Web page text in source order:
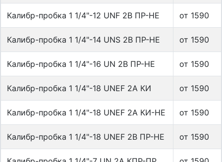
Калибр-пробка 1 1/4"-12 UNF 2B ПР-НЕ от 1590
Калибр-пробка 1 1/4"-14 UNS 2B ПР-НЕ от 1590
Калибр-пробка 1 1/4"-16 UN 2B ПР-НЕ от 1590
Калибр-пробка 1 1/4"-18 UNEF 2A КИ от 1590
Калибр-пробка 1 1/4"-18 UNEF 2A КИ-НЕ от 1590
Калибр-пробка 1 1/4"-18 UNEF 2B ПР-НЕ от 1590